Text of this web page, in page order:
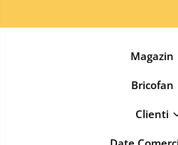
Echipamente pt incalzire
Magazin
Bricofan
Clienti